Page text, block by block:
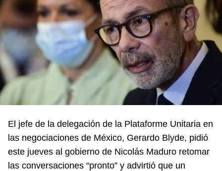
El jefe de la delegación de la Plataforme Unitaria en
las negociaciones de México, Gerardo Blyde, pidió
este jueves al gobierno de Nicolás Maduro retomar
las conversaciones “pronto” y advirtió que un